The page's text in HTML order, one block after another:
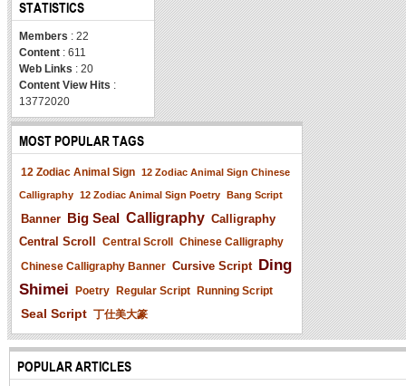
STATISTICS
Members : 22
Content : 611
Web Links : 20
Content View Hits :
13772020
MOST POPULAR TAGS
12 Zodiac Animal Sign 12 Zodiac Animal Sign Chinese
Calligraphy 12 Zodiac Animal Sign Poetry Bang Script
Banner Big Seal Calligraphy Calligraphy
Central Scroll Central Scroll Chinese Calligraphy
Chinese Calligraphy Banner Cursive Script Ding
Shimei Poetry Regular Script Running Script
Seal Script 丁仕美大篆
POPULAR ARTICLES